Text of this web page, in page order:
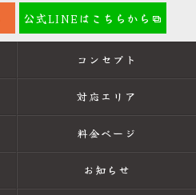
公式LINEはこちらから
コンセプト
対応エリア
料金ページ
お知らせ